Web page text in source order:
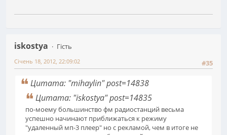
iskostya
Гість
#35
Січень 18, 2012, 22:09:02
Цитата: "mihaylin" post=14838
Цитата: "iskostya" post=14835
по-моему большинство фм радиостанций весьма
успешно начинают приближаться к режиму
"удаленный мп-3 плеер" но с рекламой, чем в итоге не